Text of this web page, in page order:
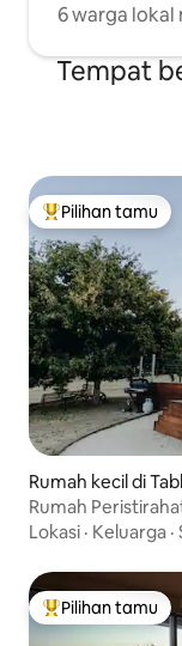
6 warga lokal
Tempat
Pilihan tamu
Pilihan tamu
Rumah kecil di
Rumah
Lokasi · Keluarga ·
Pilihan tamu
Pilihan tamu